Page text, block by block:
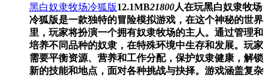
黑白奴隶牧场冷狐版12.1MB21800人在玩黑白奴隶牧场
冷狐版是一款独特的冒险模拟游戏，在这个神秘的世界
里，玩家将扮演一个拥有奴隶牧场的主人。通过管理和
培养不同品种的奴隶，在特殊环境中生存和发展。玩家
需要平衡资源、营养和工作分配，保护奴隶健康，解锁
新的技能和地点，面对各种挑战与抉择。游戏涵盖复杂